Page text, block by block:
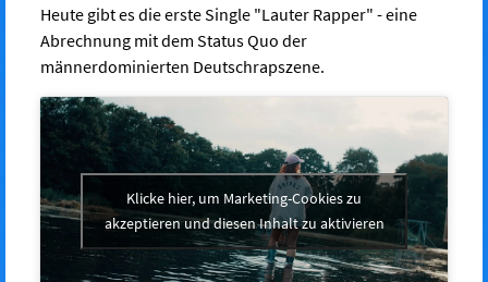
Heute gibt es die erste Single "Lauter Rapper" - eine
Abrechnung mit dem Status Quo der
männerdominierten Deutschrapszene.
Klicke hier, um Marketing-Cookies zu
akzeptieren und diesen Inhalt zu aktivieren